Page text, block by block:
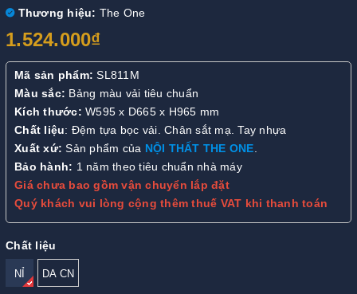
Thương hiệu: The One
1.524.000₫
Mã sản phẩm: SL811M
Màu sắc: Bảng màu vải tiêu chuẩn
Kích thước: W595 x D665 x H965 mm
Chất liệu: Đệm tựa bọc vải. Chân sắt mạ. Tay nhựa
Xuất xứ:Sản phẩm của NỘI THẤT THE ONE.
Bảo hành: 1 năm theo tiêu chuẩn nhà máy
Giá chưa bao gồm vận chuyển lắp đặt
Quý khách vui lòng cộng thêm thuế VAT khi thanh toán
Chất liệu
NỈ DA CN